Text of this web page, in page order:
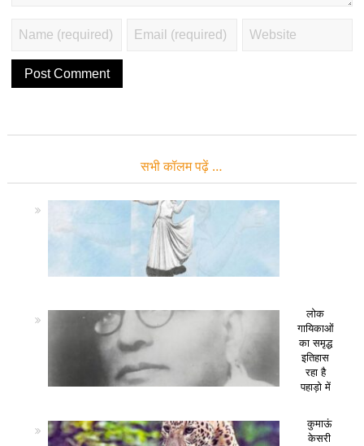
सभी कॉलम पढ़ें …
लोक
गायिकाओं
का समृद्ध
इतिहास
रहा है
पहाड़ो में
कुमाऊं
केसरी